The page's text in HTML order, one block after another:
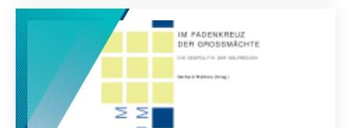
zur Sicherung des Kindeswohls?